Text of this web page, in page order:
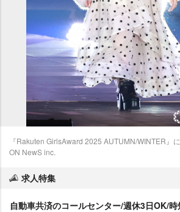
『Rakuten GirlsAward 2025 AUTUMN/WINTER』
ON NewS inc.
求人特集
自動車共済のコールセンター/週休3日OK/